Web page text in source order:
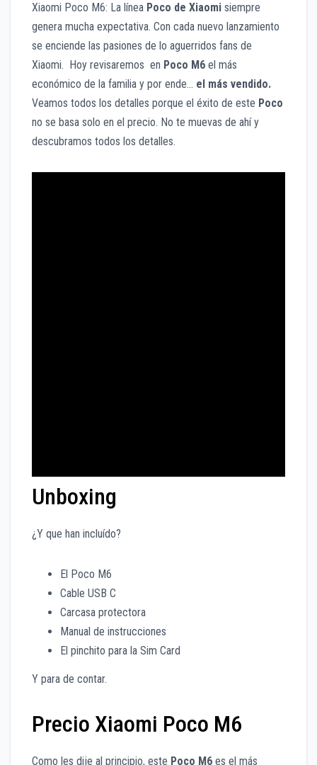
Xiaomi Poco M6: La línea Poco de Xiaomi siempre
genera mucha expectativa. Con cada nuevo lanzamiento
se enciende las pasiones de lo aguerridos fans de
Xiaomi. Hoy revisaremos en Poco M6 el más
económico de la familia y por ende… el más vendido.
Veamos todos los detalles porque el éxito de este Poco
no se basa solo en el precio. No te muevas de ahí y
descubramos todos los detalles.
Unboxing
¿Y que han incluído?
El Poco M6
Cable USB C
Carcasa protectora
Manual de instrucciones
El pinchito para la Sim Card
Y para de contar.
Precio Xiaomi Poco M6
Como les dije al principio, este Poco M6 es el más